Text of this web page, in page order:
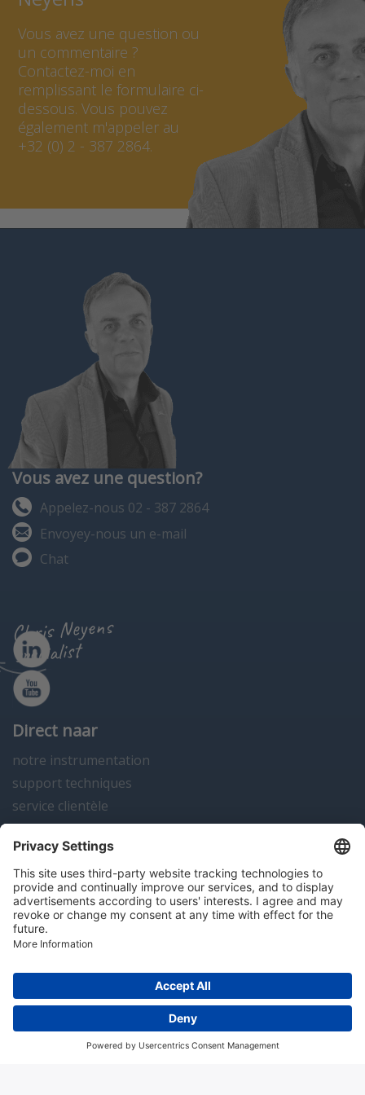
rapide. Grâce à sa capacité
élevée, elle garantit une
longue autonomie à
l'enregistreur de données.
Vous avez une question ou
un commentaire ?
Contactez-moi en
remplissant le formulaire ci-
dessous. Vous pouvez
également m'appeler au
+32 (0) 2 - 387 2864.
Vous avez une question?
Appelez-nous 02 - 387 2864
Envoyey-nous un e-mail
Chat
Chris Neyens
specialist
Direct naar
notre instrumentation
support techniques
service clientèle
actualités
contact
Algemene voorwaarden Disclaimer
Colofon
Copyright; 2026 Hitma B.V.. Tous droits réservés.